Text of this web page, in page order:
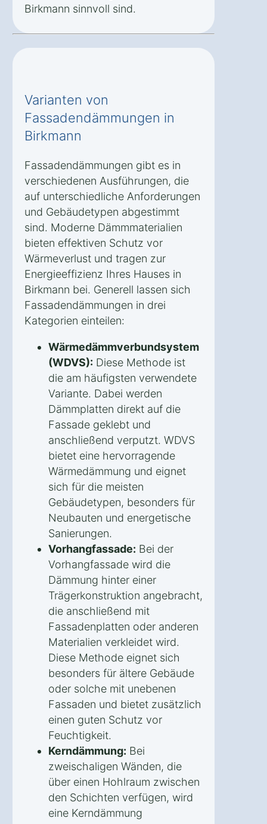
Birkmann sinnvoll sind.
Varianten von
Fassadendämmungen in
Birkmann
Fassadendämmungen gibt es in
verschiedenen Ausführungen, die
auf unterschiedliche Anforderungen
und Gebäudetypen abgestimmt
sind. Moderne Dämmmaterialien
bieten effektiven Schutz vor
Wärmeverlust und tragen zur
Energieeffizienz Ihres Hauses in
Birkmann bei. Generell lassen sich
Fassadendämmungen in drei
Kategorien einteilen:
Wärmedämmverbundsystem
(WDVS): Diese Methode ist
die am häufigsten verwendete
Variante. Dabei werden
Dämmplatten direkt auf die
Fassade geklebt und
anschließend verputzt. WDVS
bietet eine hervorragende
Wärmedämmung und eignet
sich für die meisten
Gebäudetypen, besonders für
Neubauten und energetische
Sanierungen.
Vorhangfassade: Bei der
Vorhangfassade wird die
Dämmung hinter einer
Trägerkonstruktion angebracht,
die anschließend mit
Fassadenplatten oder anderen
Materialien verkleidet wird.
Diese Methode eignet sich
besonders für ältere Gebäude
oder solche mit unebenen
Fassaden und bietet zusätzlich
einen guten Schutz vor
Feuchtigkeit.
Kerndämmung: Bei
zweischaligen Wänden, die
über einen Hohlraum zwischen
den Schichten verfügen, wird
eine Kerndämmung